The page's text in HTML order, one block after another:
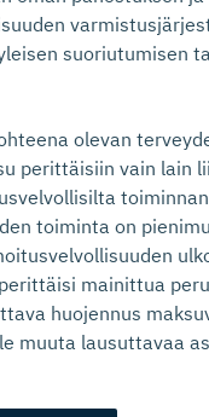
suoriutumisen
olevan
perittäisiin vain lain
toiminta on
mainittua
huojennus
muuta lausuttavaa